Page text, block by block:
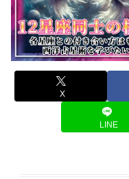
X
LINE